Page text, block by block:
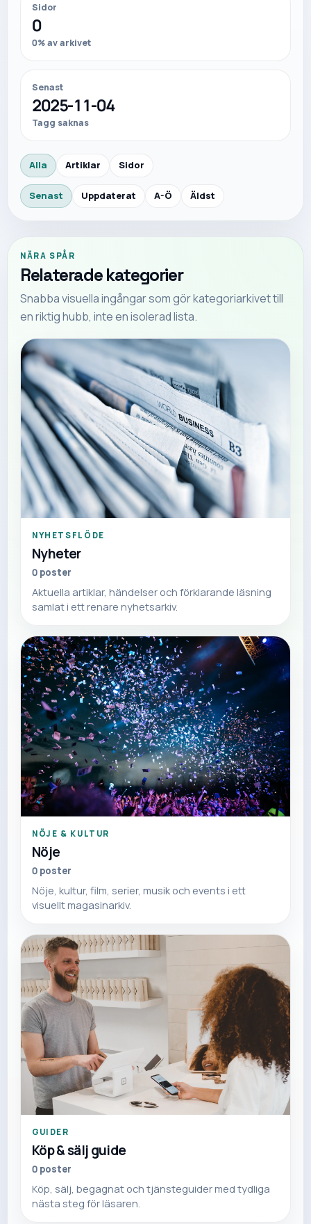
Sidor
0
0% av arkivet
Senast
2025-11-04
Tagg saknas
Alla Artiklar Sidor
Senast Uppdaterat A-Ö Äldst
NÄRA SPÅR
Relaterade kategorier
Snabba visuella ingångar som gör kategoriarkivet till
en riktig hubb, inte en isolerad lista.
NYHETSFLÖDE
Nyheter
0 poster
Aktuella artiklar, händelser och förklarande läsning
samlat i ett renare nyhetsarkiv.
NÖJE & KULTUR
Nöje
0 poster
Nöje, kultur, film, serier, musik och events i ett
visuellt magasinarkiv.
GUIDER
Köp & sälj guide
0 poster
Köp, sälj, begagnat och tjänsteguider med tydliga
nästa steg för läsaren.